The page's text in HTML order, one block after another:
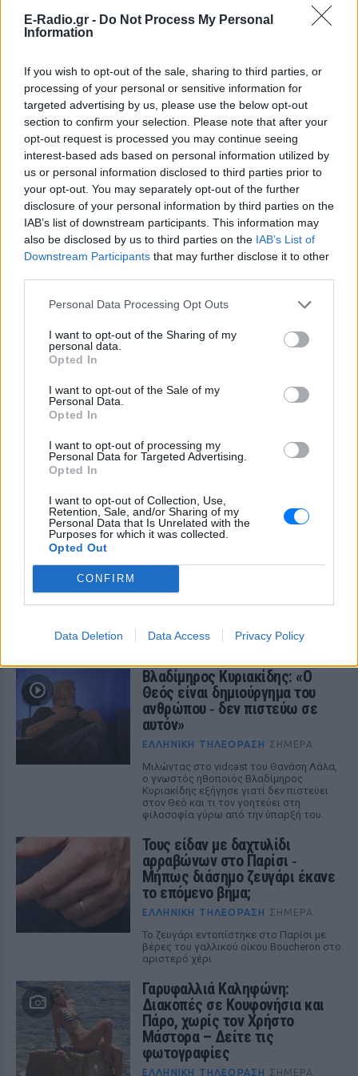
E-Radio.gr - Do Not Process My Personal
Information
If you wish to opt-out of the sale, sharing to third parties, or
processing of your personal or sensitive information for
targeted advertising by us, please use the below opt-out
section to confirm your selection. Please note that after your
opt-out request is processed you may continue seeing
interest-based ads based on personal information utilized by
us or personal information disclosed to third parties prior to
your opt-out. You may separately opt-out of the further
disclosure of your personal information by third parties on the
IAB’s list of downstream participants. This information may
also be disclosed by us to third parties on the IAB’s List of
Downstream Participants that may further disclose it to other
Personal Data Processing Opt Outs
I want to opt-out of the Sharing of my
personal data.
Opted In
I want to opt-out of the Sale of my
Personal Data.
Opted In
I want to opt-out of processing my
Personal Data for Targeted Advertising.
Opted In
I want to opt-out of Collection, Use,
Retention, Sale, and/or Sharing of my
Personal Data that Is Unrelated with the
Purposes for which it was collected.
Opted Out
CONFIRM
Data Deletion Data Access Privacy Policy
και μάθετε πρώτοι τα πιο hot νέα.
Διαβάστε περισσότερα θέματα γιαΜόδα,
Ομορφιά ,Σχέσειςκαι φυσικάCelebrities στο νέο
Pink.gr !
Ακολουθήστε το E-Radio.gr και στο Instagram
ΔΙΑΦΗΜΙΣΗ
ΔΕΙΤΕ ΕΠΙΣΗΣ
ΣΤΗΝ ΙΔΙΑ ΚΑΤΗΓΟΡΙΑ
Βλαδίμηρος Κυριακίδης: «Ο
Θεός είναι δημιούργημα του
ανθρώπου ‑ δεν πιστεύω σε
αυτόν»
ΕΛΛΗΝΙΚΉ ΤΗΛΕΌΡΑΣΗ ΣΉΜΕΡΑ
Μιλώντας στο vidcast του Θανάση Λάλα,
ο γνωστός ηθοποιός Βλαδίμηρος
Κυριακίδης εξήγησε γιατί δεν πιστεύει
στον Θεό και τι τον γοητεύει στη
φιλοσοφία γύρω από την ύπαρξή του.
Τους είδαν με δαχτυλίδι
αρραβώνων στο Παρίσι ‑
Μήπως διάσημο ζευγάρι έκανε
το επόμενο βήμα;
ΕΛΛΗΝΙΚΉ ΤΗΛΕΌΡΑΣΗ ΣΉΜΕΡΑ
Το ζευγάρι εντοπίστηκε στο Παρίσι με
βέρες του γαλλικού οίκου Boucheron στο
αριστερό χέρι
Γαρυφαλλιά Καληφώνη:
Διακοπές σε Κουφονήσια και
Πάρο, χωρίς τον Χρήστο
Μάστορα – Δείτε τις
φωτογραφίες
ΕΛΛΗΝΙΚΉ ΤΗΛΕΌΡΑΣΗ ΣΉΜΕΡΑ